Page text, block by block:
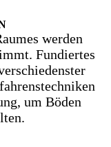
werden
Fundiertes
um Böden